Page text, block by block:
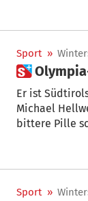
Sport »

Er ist
Michael
bittere Pille
Sport »